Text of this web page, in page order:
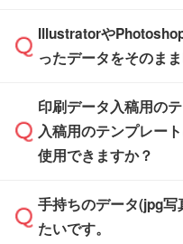
品が決まりましたら
たします。
※土日祝日を除く営
※沖縄・離島は追加
※化粧箱から白箱へ
箱の作成は原則承
無料の「デザインシ
PCやスマホから簡
ザインソフトがなく
また、「データ作成
せいただければ、弊
タを1点作成いたしま
Illustratorや
ったデータをそのま
Illustratorや
ザインソフトでこだ
い方は、完全データ
積・ご注文フォーム
ください。
印刷データ入稿用の
入稿用のテンプレー
使用できますか？
一部商品は入稿用テ
ます。各商品ページ
手持ちのデータ(jpg
たいです。